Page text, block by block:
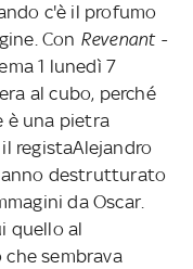
c'è il profumo
Con Revenant -
1 lunedì 7
al cubo, perché
è una pietra
registaAlejandro
destrutturato
da Oscar.
quello al
sembrava